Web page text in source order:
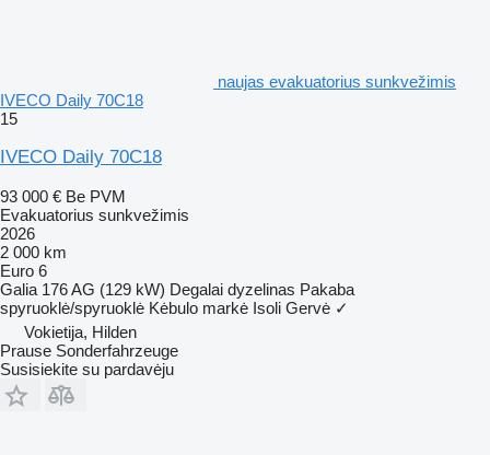
naujas evakuatorius sunkvežimis
IVECO Daily 70C18
15
IVECO Daily 70C18
93 000 € Be PVM
Evakuatorius sunkvežimis
2026
2 000 km
Euro 6
Galia 176 AG (129 kW) Degalai dyzelinas Pakaba
spyruoklė/spyruoklė Kėbulo markė Isoli Gervė ✓
Vokietija, Hilden
Prause Sonderfahrzeuge
Susisiekite su pardavėju